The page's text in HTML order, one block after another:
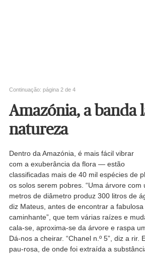
Continuação: página 2 de 4
Amazónia, a banda
natureza
Dentro da Amazónia, é mais fácil vibrar
com a exuberância da flora — estão
classificadas mais de 40 mil espécies de
os solos serem pobres. “Uma árvore com
metros de diâmetro produz 300 litros de
diz Mateus, antes de encontrar a
caminhante”, que tem várias raízes e
cala-se, aproxima-se da árvore e raspa
Dá-nos a cheirar. “Chanel n.º 5”, diz a rir.
pau-rosa, de onde foi extraída a